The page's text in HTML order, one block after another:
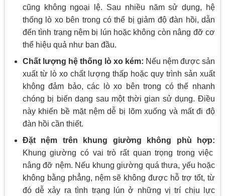
cũng không ngoại lệ. Sau nhiều năm sử dụng, hệ
thống lò xo bên trong có thể bị giảm độ đàn hồi, dẫn
đến tình trạng nệm bị lún hoặc không còn nâng đỡ cơ
thể hiệu quả như ban đầu.
Chất lượng hệ thống lò xo kém: Nếu nệm được sản
xuất từ lò xo chất lượng thấp hoặc quy trình sản xuất
không đảm bảo, các lò xo bên trong có thể nhanh
chóng bị biến dạng sau một thời gian sử dụng. Điều
này khiến bề mặt nệm dễ bị lõm xuống và mất đi độ
đàn hồi cần thiết.
Đặt nệm trên khung giường không phù hợp:
Khung giường có vai trò rất quan trọng trong việc
nâng đỡ nệm. Nếu khung giường quá thưa, yếu hoặc
không bằng phẳng, nệm sẽ không được hỗ trợ tốt, từ
đó dễ xảy ra tình trạng lún ở những vị trí chịu lực